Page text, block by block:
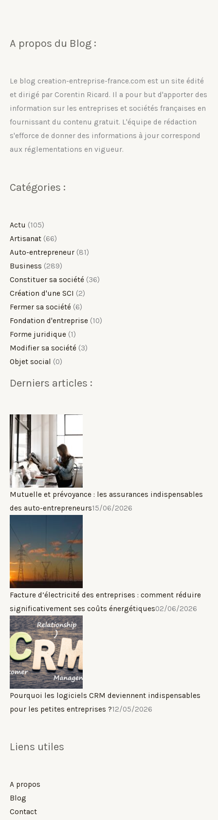
A propos du Blog :
Le blog creation-entreprise-france.com est un site édité
et dirigé par Corentin Ricard. Il a pour but d'apporter des
information sur les entreprises et sociétés françaises en
fournissant du contenu gratuit. L'équipe de rédaction
s'efforce de donner des informations à jour correspond
aux réglementations en vigueur.
Catégories :
Actu (105)
Artisanat (66)
Auto-entrepreneur (81)
Business (289)
Constituer sa société (36)
Création d'une SCI (2)
Fermer sa société (6)
Fondation d'entreprise (10)
Forme juridique (1)
Modifier sa société (3)
Objet social (0)
Derniers articles :
Mutuelle et prévoyance : les assurances indispensables
des auto-entrepreneurs15/06/2026
Facture d’électricité des entreprises : comment réduire
significativement ses coûts énergétiques02/06/2026
Pourquoi les logiciels CRM deviennent indispensables
pour les petites entreprises ?12/05/2026
Liens utiles
A propos
Blog
Contact